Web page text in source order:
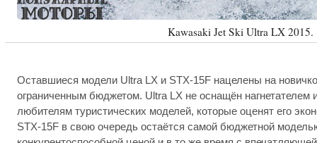
Kawasaki Jet Ski Ultra LX 2015.
Оставшиеся модели Ultra LX и STX-15F нацелены на
ограниченным бюджетом. Ultra LX не оснащён нагнетателем
любителям туристических моделей, которые оценят его
STX-15F в свою очередь остаётся самой бюджетной